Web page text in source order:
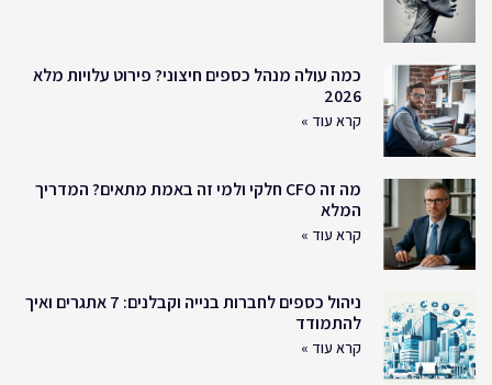
כמה עולה מנהל כספים חיצוני? פירוט עלויות מלא
2026
קרא עוד »
מה זה CFO חלקי ולמי זה באמת מתאים? המדריך
המלא
קרא עוד »
ניהול כספים לחברות בנייה וקבלנים: 7 אתגרים ואיך
להתמודד
קרא עוד »